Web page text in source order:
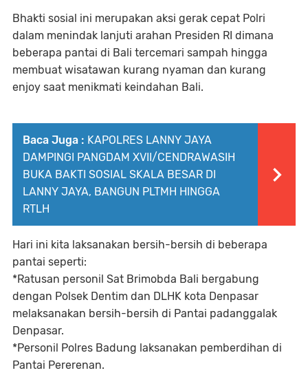
Bhakti sosial ini merupakan aksi gerak cepat Polri
dalam menindak lanjuti arahan Presiden RI dimana
beberapa pantai di Bali tercemari sampah hingga
membuat wisatawan kurang nyaman dan kurang
enjoy saat menikmati keindahan Bali.
Baca Juga : KAPOLRES LANNY JAYA
DAMPINGI PANGDAM XVII/CENDRAWASIH
BUKA BAKTI SOSIAL SKALA BESAR DI
LANNY JAYA, BANGUN PLTMH HINGGA
RTLH
Hari ini kita laksanakan bersih-bersih di beberapa
pantai seperti:
*Ratusan personil Sat Brimobda Bali bergabung
dengan Polsek Dentim dan DLHK kota Denpasar
melaksanakan bersih-bersih di Pantai padanggalak
Denpasar.
*Personil Polres Badung laksanakan pemberdihan di
Pantai Pererenan.